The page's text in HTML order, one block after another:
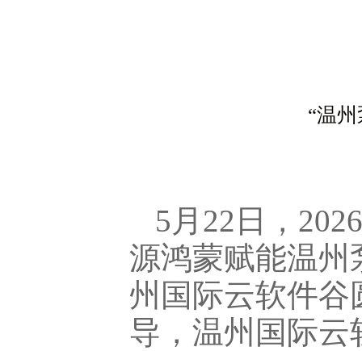
“温
5月22日，
源鸿蒙赋能温州
州国际云软件
导，温州国际